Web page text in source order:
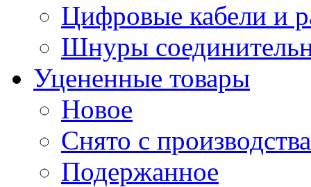
Цифровые кабели и
Шнуры
Уцененные товары
Новое
Снято с производства
Подержанное